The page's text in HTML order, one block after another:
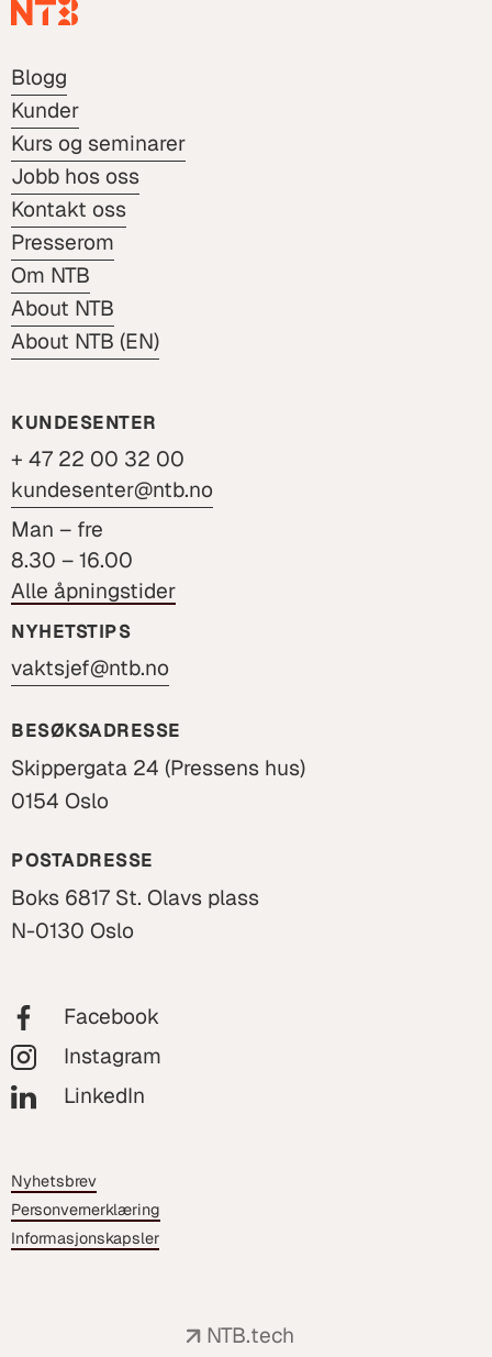
Blogg
Kunder
Kurs og seminarer
Jobb hos oss
Kontakt oss
Presserom
Om NTB
About NTB
About NTB (EN)
KUNDESENTER
+ 47 22 00 32 00
kundesenter@ntb.no
Man – fre
8.30 – 16.00
Alle åpningstider
NYHETSTIPS
vaktsjef@ntb.no
BESØKSADRESSE
Skippergata 24 (Pressens hus)
0154 Oslo
POSTADRESSE
Boks 6817 St. Olavs plass
N-0130 Oslo
Facebook
Instagram
LinkedIn
Nyhetsbrev
Personvernerklæring
Informasjonskapsler
NTB.tech